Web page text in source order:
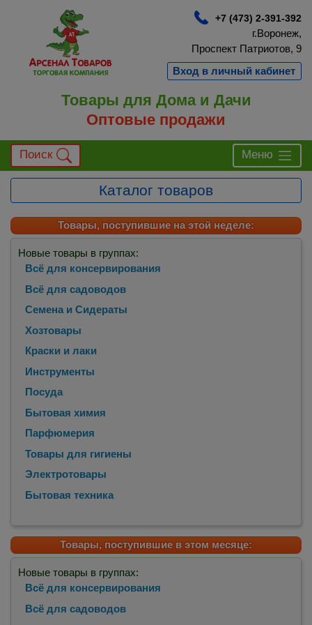
+7 (473) 2-391-392
г.Воронеж,
Проспект Патриотов, 9
Вход в личный кабинет
Товары для Дома и Дачи
Оптовые продажи
Поиск Меню
Каталог товаров
Товары, поступившие на этой неделе:
Новые товары в группах:
Всё для консервирования
Всё для садоводов
Семена и Сидераты
Хозтовары
Краски и лаки
Инструменты
Посуда
Бытовая химия
Парфюмерия
Товары для гигиены
Электротовары
Бытовая техника
Товары, поступившие в этом месяце:
Новые товары в группах:
Всё для консервирования
Всё для садоводов